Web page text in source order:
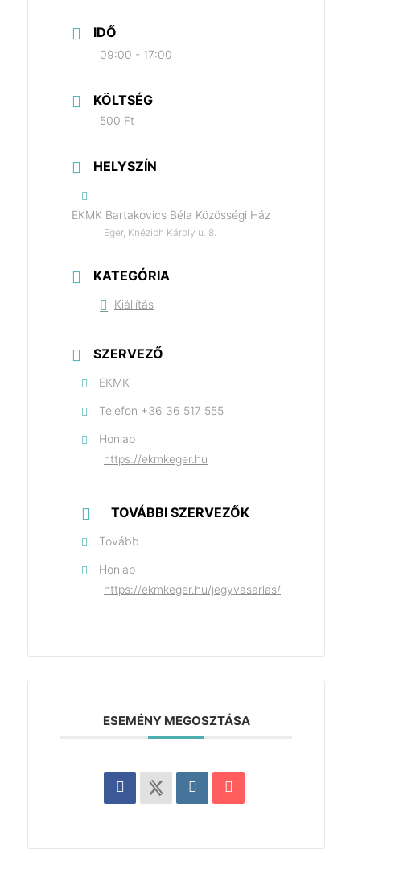
IDŐ
09:00 - 17:00
KÖLTSÉG
500 Ft
HELYSZÍN
EKMK Bartakovics Béla Közösségi Ház
Eger, Knézich Károly u. 8.
KATEGÓRIA
Kiállítás
SZERVEZŐ
EKMK
Telefon +36 36 517 555
Honlap
https://ekmkeger.hu
TOVÁBBI SZERVEZŐK
Tovább
Honlap
https://ekmkeger.hu/jegyvasarlas/
ESEMÉNY MEGOSZTÁSA